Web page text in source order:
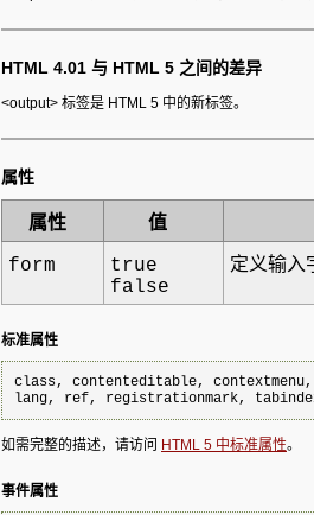
HTML 4.01 与 HTML 5 之间的差异
<output> 标签是 HTML 5 中的新标签。
属性
属性
值
form
true
false
定义输入
标准属性
class, contenteditable,
lang, ref, registrationmark,
如需完整的描述，请访问 HTML 5 中标准属性。
事件属性